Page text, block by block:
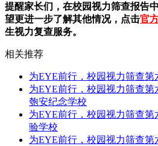
提醒家长们，在校园视力筛查报告
望更进一步了解其他情况，点击官
生视力复查服务。
相关推荐
为EYE前行，校园视力筛查
为EYE前行，校园视力筛查
匏安纪念学校
为EYE前行，校园视力筛查
验学校
为EYE前行，校园视力筛查